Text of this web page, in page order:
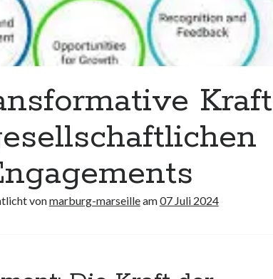
Kraft
vonmarburg-marseilleam07 Juli 2024